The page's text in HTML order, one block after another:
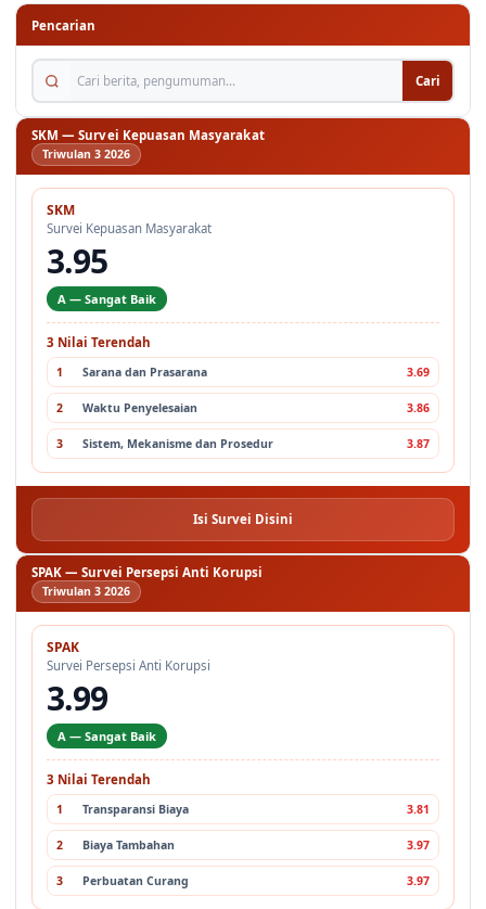
Pencarian
Cari berita, pengumuman...
Cari
SKM — Survei Kepuasan Masyarakat
Triwulan 3 2026
SKM
Survei Kepuasan Masyarakat
3.95
A — Sangat Baik
3 Nilai Terendah
1 Sarana dan Prasarana 3.69
2 Waktu Penyelesaian 3.86
3 Sistem, Mekanisme dan Prosedur 3.87
Isi Survei Disini
SPAK — Survei Persepsi Anti Korupsi
Triwulan 3 2026
SPAK
Survei Persepsi Anti Korupsi
3.99
A — Sangat Baik
3 Nilai Terendah
1 Transparansi Biaya 3.81
2 Biaya Tambahan 3.97
3 Perbuatan Curang 3.97